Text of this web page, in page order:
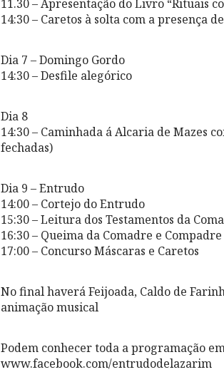
11.30 – Apresentação do Livro “Rituais
14:30 – Caretos à solta com a presença
Dia 7 – Domingo Gordo
14:30 – Desfile alegórico
Dia 8
14:30 – Caminhada á Alcaria de Mazes
fechadas)
Dia 9 – Entrudo
14:00 – Cortejo do Entrudo
15:30 – Leitura dos Testamentos da
16:30 – Queima da Comadre e Compadre
17:00 – Concurso Máscaras e Caretos
No final haverá Feijoada, Caldo de
animação musical
Podem conhecer toda a programação
www.facebook.com/entrudodelazarim